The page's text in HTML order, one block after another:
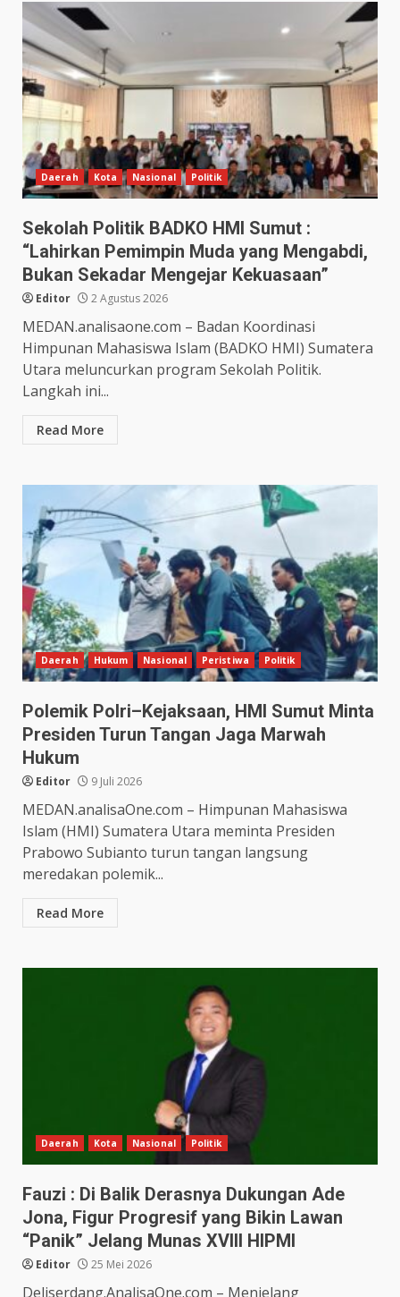
Daerah Kota Nasional Politik
Sekolah Politik BADKO HMI Sumut :
“Lahirkan Pemimpin Muda yang Mengabdi,
Bukan Sekadar Mengejar Kekuasaan”
Editor 2 Agustus 2026
MEDAN.analisaone.com – Badan Koordinasi
Himpunan Mahasiswa Islam (BADKO HMI) Sumatera
Utara meluncurkan program Sekolah Politik.
Langkah ini...
Read More
Daerah Hukum Nasional Peristiwa Politik
Polemik Polri–Kejaksaan, HMI Sumut Minta
Presiden Turun Tangan Jaga Marwah
Hukum
Editor 9 Juli 2026
MEDAN.analisaOne.com – Himpunan Mahasiswa
Islam (HMI) Sumatera Utara meminta Presiden
Prabowo Subianto turun tangan langsung
meredakan polemik...
Read More
Daerah Kota Nasional Politik
Fauzi : Di Balik Derasnya Dukungan Ade
Jona, Figur Progresif yang Bikin Lawan
“Panik” Jelang Munas XVIII HIPMI
Editor 25 Mei 2026
Deliserdang.AnalisaOne.com – Menjelang